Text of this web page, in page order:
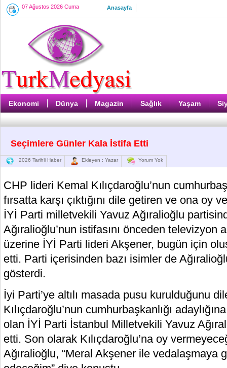
07 Ağustos 2026 Cuma Anasayfa
Ekonomi Dünya Magazin Sağlık Yaşam
Seçimlere Günler Kala İstifa Etti
2026 Tarihli Haber Ekleyen : Yazar Yorum Yok
CHP lideri Kemal Kılıçdaroğlu’nun
fırsatta karşı çıktığını dile getiren ve ona oy
İYİ Parti milletvekili Yavuz Ağıralioğlu
Ağıralioğlu’nun istifasını önceden televizyon
üzerine İYİ Parti lideri Akşener, bugün için
etti. Parti içerisinden bazı isimler de
gösterdi.
İyi Parti’ye altılı masada pusu kurulduğunu
Kılıçdaroğlu’nun cumhurbaşkanlığı
olan İYİ Parti İstanbul Milletvekili Yavuz
etti. Son olarak Kılıçdaroğlu’na oy
Ağıralioğlu, “Meral Akşener ile vedalaşmaya